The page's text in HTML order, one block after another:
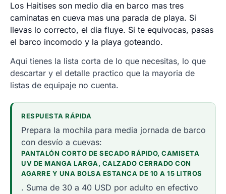
Los Haitises son medio dia en barco mas tres
caminatas en cueva mas una parada de playa. Si
llevas lo correcto, el dia fluye. Si te equivocas, pasas
el barco incomodo y la playa goteando.
Aqui tienes la lista corta de lo que necesitas, lo que
descartar y el detalle practico que la mayoria de
listas de equipaje no cuenta.
RESPUESTA RÁPIDA
Prepara la mochila para media jornada de barco
con desvío a cuevas:
PANTALÓN CORTO DE SECADO RÁPIDO, CAMISETA
UV DE MANGA LARGA, CALZADO CERRADO CON
AGARRE Y UNA BOLSA ESTANCA DE 10 A 15 LITROS
. Suma de 30 a 40 USD por adulto en efectivo